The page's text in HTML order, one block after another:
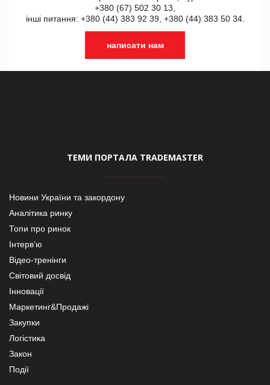
+380 (67) 502 30 13,
інші питання: +380 (44) 383 92 39, +380 (44) 383 50 34.
написати нам
ТЕМИ ПОРТАЛА TRADEMASTER
Новини України та закордону
Аналітика ринку
Топи про ринок
Інтерв’ю
Відео-тренінги
Світовий досвід
Інновації
Маркетинг&Продажі
Закупки
Логістика
Закон
Події